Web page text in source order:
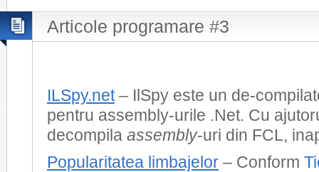
Articole programare #3
ILSpy.net– IlSpy este un de-
pentru assembly-urile .Net. Cu
decompila assembly-uri din FCL,
Popularitatea limbajelor – Conform